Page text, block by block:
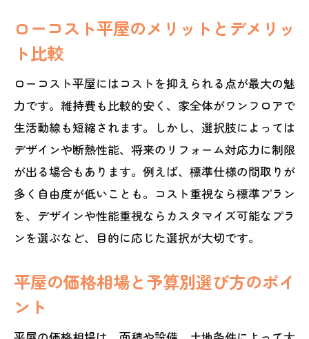
ローコスト平屋のメリットとデメリッ
ト比較
ローコスト平屋にはコストを抑えられる点が最大の魅
力です。維持費も比較的安く、家全体がワンフロアで
生活動線も短縮されます。しかし、選択肢によっては
デザインや断熱性能、将来のリフォーム対応力に制限
が出る場合もあります。例えば、標準仕様の間取りが
多く自由度が低いことも。コスト重視なら標準プラン
を、デザインや性能重視ならカスタマイズ可能なプラ
ンを選ぶなど、目的に応じた選択が大切です。
平屋の価格相場と予算別選び方のポイ
ント